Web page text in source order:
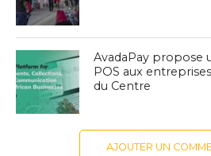
AvadaPay propose
POS aux
du Centre
AJOUTER UN